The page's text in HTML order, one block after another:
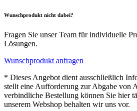
Wunschprodukt nicht dabei?
Fragen Sie unser Team für individuelle
Lösungen.
Wunschprodukt anfragen
* Dieses Angebot dient ausschließlich
stellt eine Aufforderung zur Abgabe von
verbindliche Bestellung können Sie hier
unserem Webshop behalten wir uns vor.